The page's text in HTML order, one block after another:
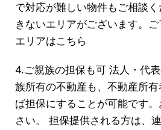
で対応が難しい物件もご相談
きないエリアがございます。
エリアはこちら
4.ご親族の担保も可 法人・代
族所有の不動産も、不動産所
ば担保にすることが可能です
さい。 担保提供される方は、